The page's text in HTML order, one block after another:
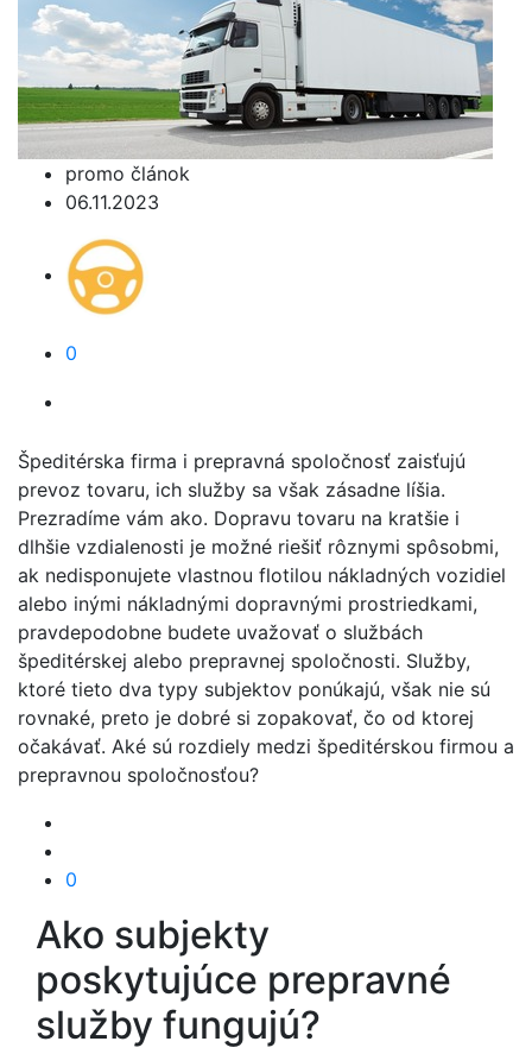
promo článok
06.11.2023
0
Špeditérska firma i prepravná spoločnosť zaisťujú
prevoz tovaru, ich služby sa však zásadne líšia.
Prezradíme vám ako. Dopravu tovaru na kratšie i
dlhšie vzdialenosti je možné riešiť rôznymi spôsobmi,
ak nedisponujete vlastnou flotilou nákladných vozidiel
alebo inými nákladnými dopravnými prostriedkami,
pravdepodobne budete uvažovať o službách
špeditérskej alebo prepravnej spoločnosti. Služby,
ktoré tieto dva typy subjektov ponúkajú, však nie sú
rovnaké, preto je dobré si zopakovať, čo od ktorej
očakávať. Aké sú rozdiely medzi špeditérskou firmou a
prepravnou spoločnosťou?
0
Ako subjekty
poskytujúce prepravné
služby fungujú?